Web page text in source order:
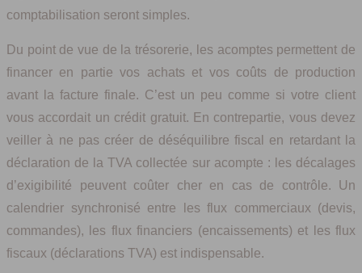
comptabilisation seront simples.
Du point de vue de la trésorerie, les acomptes permettent de
financer en partie vos achats et vos coûts de production
avant la facture finale. C’est un peu comme si votre client
vous accordait un crédit gratuit. En contrepartie, vous devez
veiller à ne pas créer de déséquilibre fiscal en retardant la
déclaration de la TVA collectée sur acompte : les décalages
d’exigibilité peuvent coûter cher en cas de contrôle. Un
calendrier synchronisé entre les flux commerciaux (devis,
commandes), les flux financiers (encaissements) et les flux
fiscaux (déclarations TVA) est indispensable.